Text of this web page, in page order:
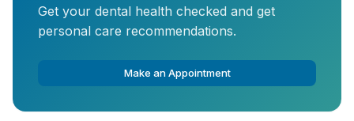
Get your dental health checked and get
personal care recommendations.
Make an Appointment